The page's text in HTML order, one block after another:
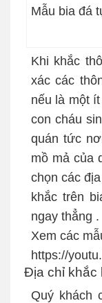
Mẫu bia đá
Khi khắc
xác các
nếu là một
con cháu
quán tức
mồ mả của
chọn các
khắc trên
ngay thẳng .
Xem các
https://
Địa chỉ khắc
Quý khách